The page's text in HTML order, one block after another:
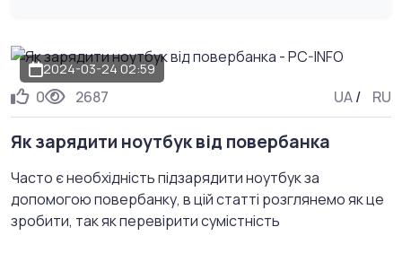
2024-03-24 02:59
0 2687 UA/ RU
Як зарядити ноутбук від повербанка
Часто є необхідність підзарядити ноутбук за
допомогою повербанку, в цій статті розглянемо як це
зробити, так як перевірити сумістність